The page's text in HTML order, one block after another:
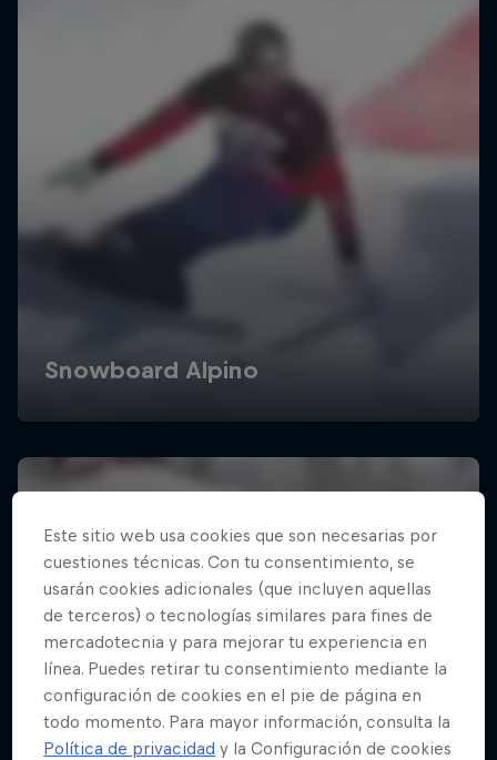
Este sitio web usa cookies que son necesarias por
cuestiones técnicas. Con tu consentimiento, se
usarán cookies adicionales (que incluyen aquellas
de terceros) o tecnologías similares para fines de
mercadotecnia y para mejorar tu experiencia en
línea. Puedes retirar tu consentimiento mediante la
configuración de cookies en el pie de página en
todo momento. Para mayor información, consulta la
Política de privacidad y la Configuración de cookies